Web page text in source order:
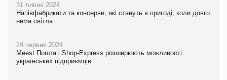
31 липня 2024
Напівфабрикати та консерви, які стануть в пригоді, коли довго
нема світла
24 червня 2024
Meest Пошта і Shop-Express розширюють можливості
українських підприємців